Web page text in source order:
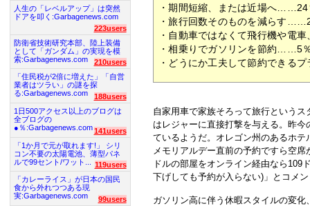
・期間短縮、または近場へ……24
・旅行回数そのものを減らす
・自動車ではなくて飛行機や電
・相乗りでガソリンを節約……5
・どうにか工夫して節約できる
自家用車で家族そろって旅行という
はレジャーに直接打撃を与える。昨
ているようだ。オレゴン州のあるホ
メモリアルデー直前の予約ですら空
ドルの部屋をオンライン経由なら109
下げしても予約が入らない)」とコメ
ガソリン高に伴う休暇スタイルの変
人生の「レベルアップ」は突然
ドアを叩く:Garbagenews.com
223users
防衛省技術研究本部、陸上装備
として「ガンダム」の実現を模
索:Garbagenews.com
210users
「住民税が2倍に増えた」「自営
業者はツラい」の謎を探
る:Garbagenews.com
188users
1日500アクセス以上のブログは
全ブログの
●％:Garbagenews.com 141users
「1か月で元が取れます!」 シリ
コン不要の太陽電池、薄型パネ
ルで99セント/ワット...
119users
「カレーライス」が日本の国民
食から外れつつある現
実:Garbagenews.com
99users